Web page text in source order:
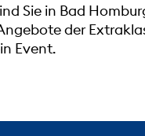
Sie in Bad
der
Event.